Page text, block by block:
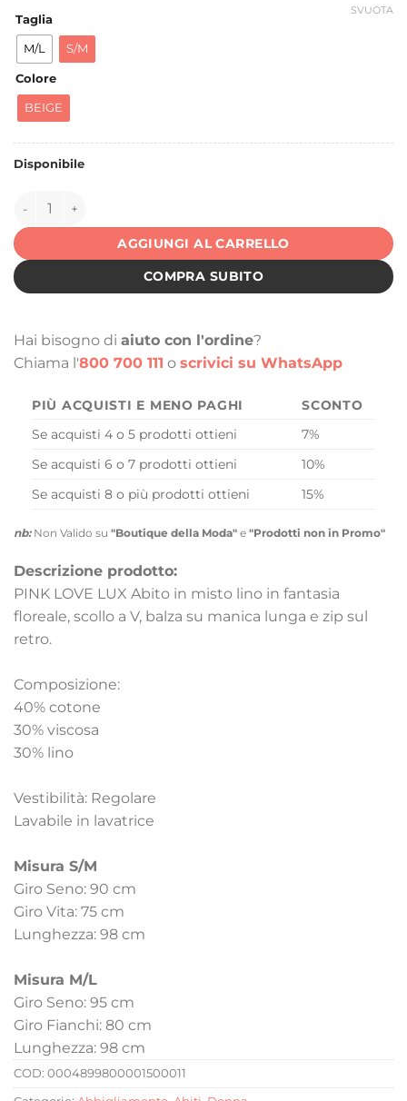
Taglia
M/L S/M
Colore
BEIGE
SVUOTA
Disponibile
149205 quantità
AGGIUNGI AL CARRELLO
COMPRA SUBITO
Hai bisogno di aiuto con l'ordine?
Chiama l'800 700 111 o scrivici su WhatsApp
PIÙ ACQUISTI E MENO PAGHI
SCONTO
Se acquisti 4 o 5 prodotti ottieni
7%
Se acquisti 6 o 7 prodotti ottieni
10%
Se acquisti 8 o più prodotti ottieni
15%
nb:Non Valido su "Boutique della Moda" e "Prodotti non in Promo"
Descrizione prodotto:
PINK LOVE LUX Abito in misto lino in fantasia
floreale, scollo a V, balza su manica lunga e zip sul
retro.
Composizione:
40% cotone
30% viscosa
30% lino
Vestibilità: Regolare
Lavabile in lavatrice
Misura S/M
Giro Seno: 90 cm
Giro Vita: 75 cm
Lunghezza: 98 cm
Misura M/L
Giro Seno: 95 cm
Giro Fianchi: 80 cm
Lunghezza: 98 cm
COD: 0004899800001500011